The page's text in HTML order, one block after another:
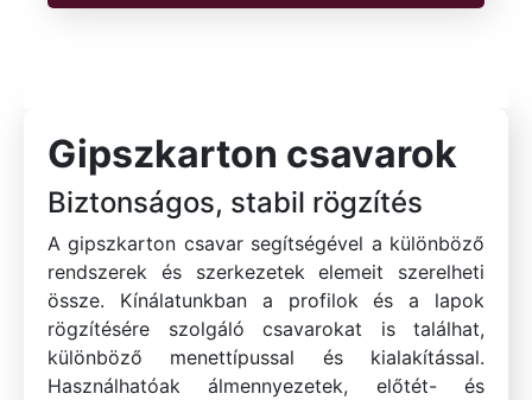
Gipszkarton csavarok
Biztonságos, stabil rögzítés
A gipszkarton csavar segítségével a különböző
rendszerek és szerkezetek elemeit szerelheti
össze. Kínálatunkban a profilok és a lapok
rögzítésére szolgáló csavarokat is találhat,
különböző menettípussal és kialakítással.
Használhatóak álmennyezetek, előtét- és